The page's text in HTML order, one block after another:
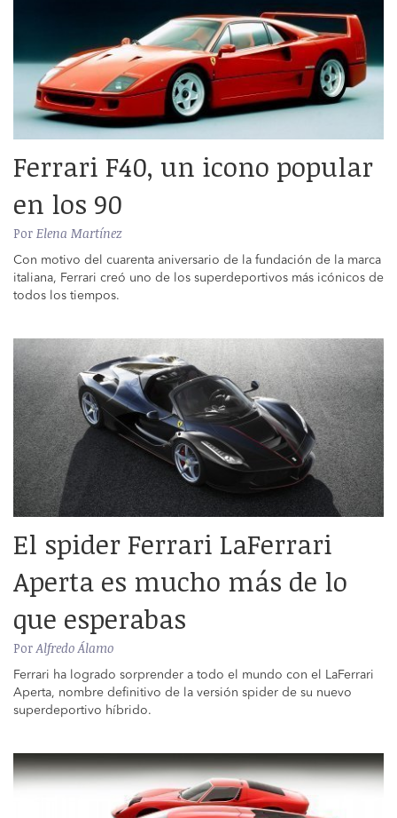
Ferrari F40, un icono popular
en los 90
Por Elena Martínez
Con motivo del cuarenta aniversario de la fundación de la marca
italiana, Ferrari creó uno de los superdeportivos más icónicos de
todos los tiempos.
El spider Ferrari LaFerrari
Aperta es mucho más de lo
que esperabas
PorAlfredo Álamo
Ferrari ha logrado sorprender a todo el mundo con el LaFerrari
Aperta, nombre definitivo de la versión spider de su nuevo
superdeportivo híbrido.